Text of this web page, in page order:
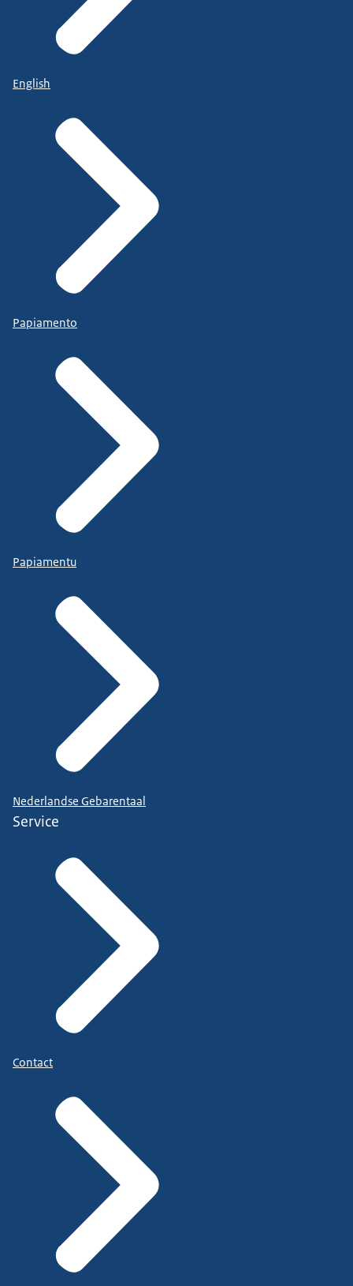
English
Papiamento
Papiamentu
Nederlandse Gebarentaal
Service
Contact